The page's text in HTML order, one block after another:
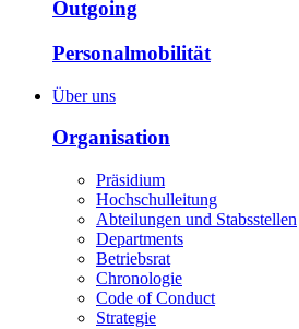
Outgoing
Personalmobilität
Über uns
Organisation
Präsidium
Hochschulleitung
Abteilungen und Stabsstellen
Departments
Betriebsrat
Chronologie
Code of Conduct
Strategie